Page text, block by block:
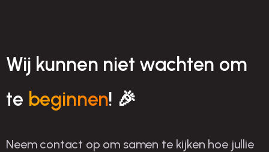
Wij kunnen niet wachten om
te beginnen! 🎉
Neem contact op om samen te kijken hoe jullie